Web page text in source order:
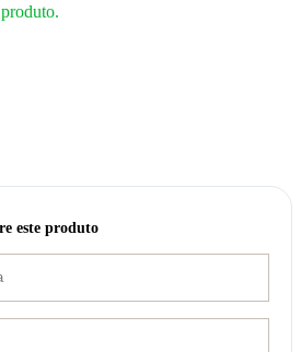
este produto